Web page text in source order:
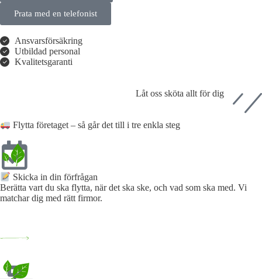
Prata med en telefonist
Ansvarsförsäkring
Utbildad personal
Kvalitetsgaranti
Låt oss sköta allt för dig
Flytta företaget – så går det till i tre enkla steg
Skicka in din förfrågan​
Berätta vart du ska flytta, när det ska ske, och vad som ska med. Vi
matchar dig med rätt firmor.